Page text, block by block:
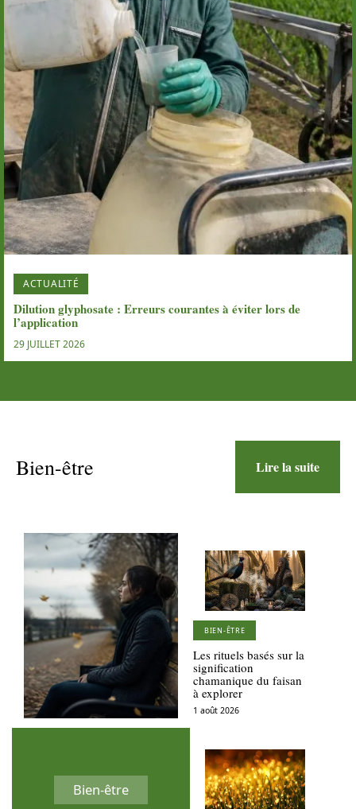
ACTUALITÉ
Dilution glyphosate : Erreurs courantes à éviter lors de
l’application
29 JUILLET 2026
Bien-être Lire la suite
Bien-être
BIEN-ÊTRE
Les rituels basés sur la
signification
chamanique du faisan
à explorer
1 août 2026